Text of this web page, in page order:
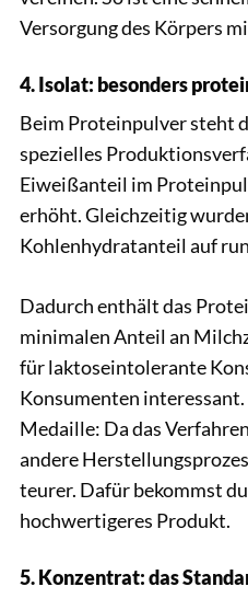
Versorgung des Körpers
4. Isolat: besonders
Beim Proteinpulver steht
spezielles
Eiweißanteil im
erhöht. Gleichzeitig
Kohlenhydratanteil auf
Dadurch enthält das
minimalen Anteil an
für laktoseintolerante
Konsumenten
Medaille: Da das
andere
teurer. Dafür bekommst
hochwertigeres Produkt.
5. Konzentrat: das